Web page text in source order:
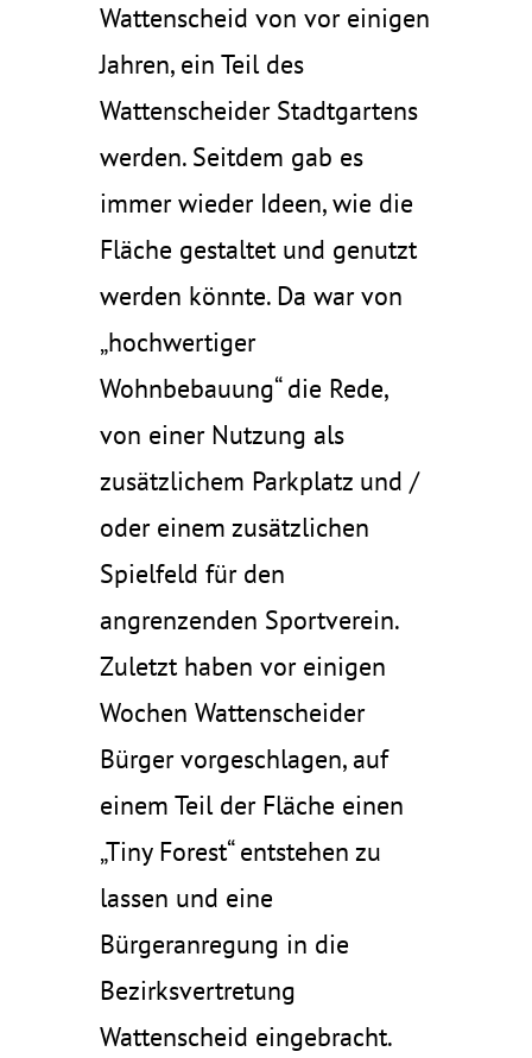
Wattenscheid von vor einigen
Jahren, ein Teil des
Wattenscheider Stadtgartens
werden. Seitdem gab es
immer wieder Ideen, wie die
Fläche gestaltet und genutzt
werden könnte. Da war von
„hochwertiger
Wohnbebauung“ die Rede,
von einer Nutzung als
zusätzlichem Parkplatz und /
oder einem zusätzlichen
Spielfeld für den
angrenzenden Sportverein.
Zuletzt haben vor einigen
Wochen Wattenscheider
Bürger vorgeschlagen, auf
einem Teil der Fläche einen
„Tiny Forest“ entstehen zu
lassen und eine
Bürgeranregung in die
Bezirksvertretung
Wattenscheid eingebracht.